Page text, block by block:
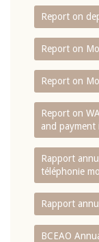
Report on
Report on
Report on
Report on
and payment
Rapport
téléphonie
Rapport
BCEAO